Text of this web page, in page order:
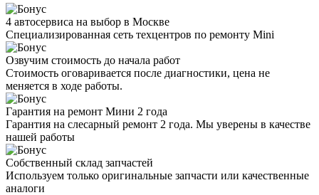
4 автосервиса на выбор в Москве
Специализированная сеть техцентров по ремонту Mini
Озвучим стоимость до начала работ
Стоимость оговаривается после диагностики, цена не
меняется в ходе работы.
Гарантия на ремонт Мини 2 года
Гарантия на слесарный ремонт 2 года. Мы уверены в качестве
нашей работы
Собственный склад запчастей
Используем только оригинальные запчасти или качественные
аналоги